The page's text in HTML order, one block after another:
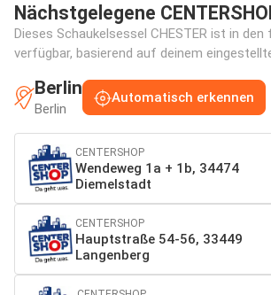
Nächstgelegene
Dieses Schaukelsessel CHESTER ist in den
verfügbar, basierend auf deinem
Berlin
Berlin
Automatisch erkennen
CENTERSHOP
Wendeweg 1a + 1b, 34474
Diemelstadt
CENTERSHOP
Hauptstraße 54-56, 33449
Langenberg